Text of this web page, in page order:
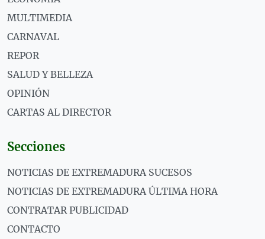
MULTIMEDIA
CARNAVAL
REPOR
SALUD Y BELLEZA
OPINIÓN
CARTAS AL DIRECTOR
Secciones
NOTICIAS DE EXTREMADURA SUCESOS
NOTICIAS DE EXTREMADURA ÚLTIMA HORA
CONTRATAR PUBLICIDAD
CONTACTO